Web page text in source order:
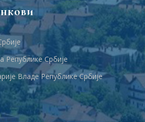
Републике Србије
Владе Републике Србије